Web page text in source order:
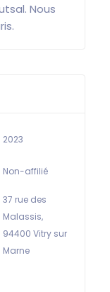
Nous
2023
Non-affilié
37 rue des
Malassis,
94400 Vitry sur
Marne